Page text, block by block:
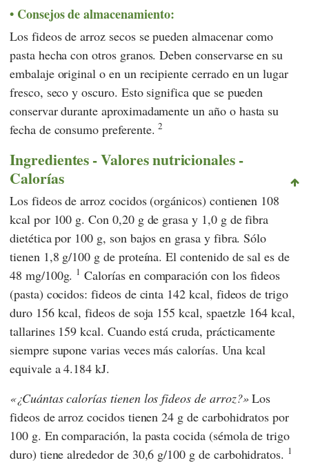
Consejos de almacenamiento:
Los fideos de arroz secos se pueden almacenar como
pasta hecha con otros granos. Deben conservarse en su
embalaje original o en un recipiente cerrado en un lugar
fresco, seco y oscuro. Esto significa que se pueden
conservar durante aproximadamente un año o hasta su
fecha de consumo preferente.2
Ingredientes - Valores nutricionales -
Calorías
Los fideos de arroz cocidos (orgánicos) contienen 108
kcal por 100 g. Con 0,20 g de grasa y 1,0 g de fibra
dietética por 100 g, son bajos en grasa y fibra. Sólo
tienen 1,8 g/100 g de proteína. El contenido de sal es de
48 mg/100g. 1 Calorías en comparación con los fideos
(pasta) cocidos: fideos de cinta 142 kcal, fideos de trigo
duro 156 kcal, fideos de soja 155 kcal, spaetzle 164 kcal,
tallarines 159 kcal. Cuando está cruda, prácticamente
siempre supone varias veces más calorías. Una kcal
equivale a 4.184 kJ.
¿Cuántas calorías tienen los fideos de arroz? Los
fideos de arroz cocidos tienen 24 g de carbohidratos por
100 g. En comparación, la pasta cocida (sémola de trigo
duro) tiene alrededor de 30,6 g/100 g de carbohidratos. 1